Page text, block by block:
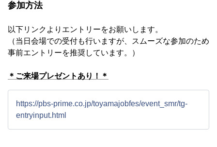
参加方法
以下リンクよりエントリーをお願いします。
（当日会場での受付も行いますが、スムーズな参加のため
事前エントリーを推奨しています。）
＊ご来場プレゼントあり！＊
https://pbs-prime.co.jp/toyamajobfes/event_smr/tg-
entryinput.html